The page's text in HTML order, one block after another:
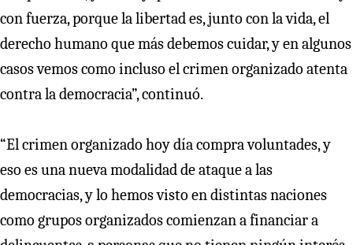
con fuerza, porque la libertad es, junto con la vida, el
derecho humano que más debemos cuidar, y en algunos
casos vemos como incluso el crimen organizado atenta
contra la democracia”, continuó.
“El crimen organizado hoy día compra voluntades, y
eso es una nueva modalidad de ataque a las
democracias, y lo hemos visto en distintas naciones
como grupos organizados comienzan a financiar a